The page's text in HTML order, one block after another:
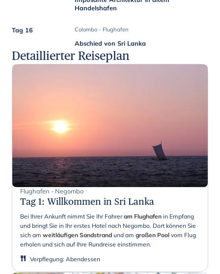
Handelshafen
Tag 16 Colombo - Flughafen
Abschied von Sri Lanka
Detaillierter Reiseplan
Flughafen - Negombo
Tag 1: Willkommen in Sri Lanka
Bei Ihrer Ankunft nimmt Sie Ihr Fahreram Flughafen in Empfang
und bringt Sie in Ihr erstes Hotel nach Negombo. Dort können Sie
sich am weitläufigen Sandstrand und am großen Pool vom Flug
erholen und sich auf Ihre Rundreise einstimmen.
Verpflegung: Abendessen